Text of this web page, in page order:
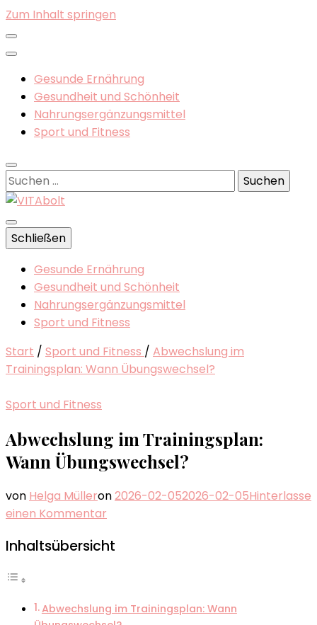
Zum Inhalt springen
Gesunde Ernährung
Gesundheit und Schönheit
Nahrungsergänzungsmittel
Sport und Fitness
Suchen
nach:
VITAbolt
Gesunde Ernährung, Nahrungsergänzungsmittel
Schließen
Gesunde Ernährung
Gesundheit und Schönheit
Nahrungsergänzungsmittel
Sport und Fitness
Start / Sport und Fitness / Abwechslung im
Trainingsplan: Wann Übungswechsel?
Sport und Fitness
Abwechslung im Trainingsplan:
Wann Übungswechsel?
von Helga Mülleron2026-02-052026-02-05Hinterlasse
einen Kommentar
im
Übungswechsel?
Inhaltsübersicht
Abwechslung im Trainingsplan: Wann